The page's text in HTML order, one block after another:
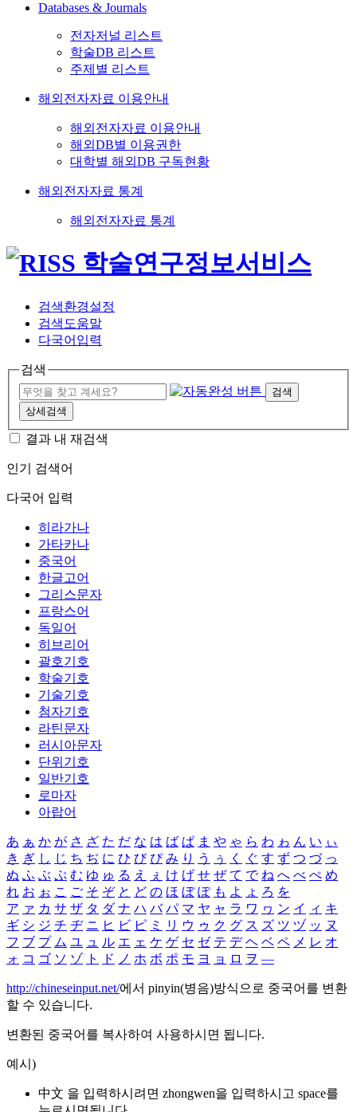
Databases & Journals
전자저널 리스트
학술DB 리스트
주제별 리스트
해외전자자료 이용안내
해외전자자료 이용안내
해외DB별 이용권한
대학별 해외DB 구독현황
해외전자자료 통계
해외전자자료 통계
검색환경설정
검색도움말
다국어입력
검색
검색
상세검색
결과 내 재검색
인기 검색어
다국어 입력
히라가나
가타카나
중국어
한글고어
그리스문자
프랑스어
독일어
히브리어
괄호기호
학술기호
기술기호
첨자기호
라틴문자
러시아문자
단위기호
일반기호
로마자
아랍어
あ ぁ か が さ ざ た だ な は ば ぱ ま や ゃ ら わ ゎ ん い ぃ
き ぎ し じ ち ぢ に ひ び ぴ み り う ぅ く ぐ す ず つ づ っ
ぬ ふ ぶ ぷ む ゆ ゅ る え ぇ け げ せ ぜ て で ね へ べ ぺ め
れ お ぉ こ ご そ ぞ と ど の ほ ぼ ぽ も よ ょ ろ を
ア ァ カ サ ザ タ ダ ナ ハ バ パ マ ヤ ャ ラ ワ ヮ ン イ ィ キ
ギ シ ジ チ ヂ ニ ヒ ビ ピ ミ リ ウ ゥ ク グ ス ズ ツ ヅ ッ ヌ
フ ブ プ ム ユ ュ ル エ ェ ケ ゲ セ ゼ テ デ ヘ ベ ペ メ レ オ
ォ コ ゴ ソ ゾ ト ド ノ ホ ボ ポ モ ヨ ョ ロ ヲ ―
http://chineseinput.net/에서 pinyin(병음)방식으로 중국어를 변환
할 수 있습니다.
변환된 중국어를 복사하여 사용하시면 됩니다.
예시)
中文 을 입력하시려면 zhongwen을 입력하시고 space를